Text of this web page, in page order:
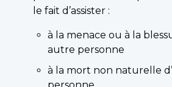
le fait d’assister :
à la menace ou à la
autre personne
à la mort non naturelle